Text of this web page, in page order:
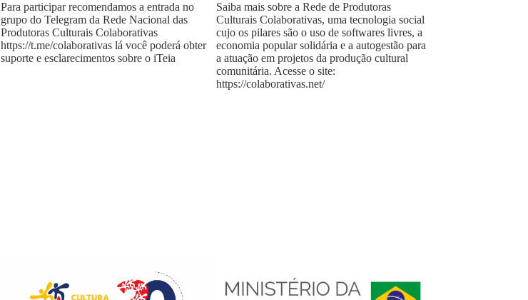
Para participar recomendamos a entrada no
grupo do Telegram da Rede Nacional das
Produtoras Culturais Colaborativas
https://t.me/colaborativaslá você poderá obter
suporte e esclarecimentos sobre o iTeia
Saiba mais sobre a Rede de Produtoras
Culturais Colaborativas, uma tecnologia social
cujo os pilares são o uso de softwares livres, a
economia popular solidária e a autogestão para
a atuação em projetos da produção cultural
comunitária. Acesse o site:
https://colaborativas.net/